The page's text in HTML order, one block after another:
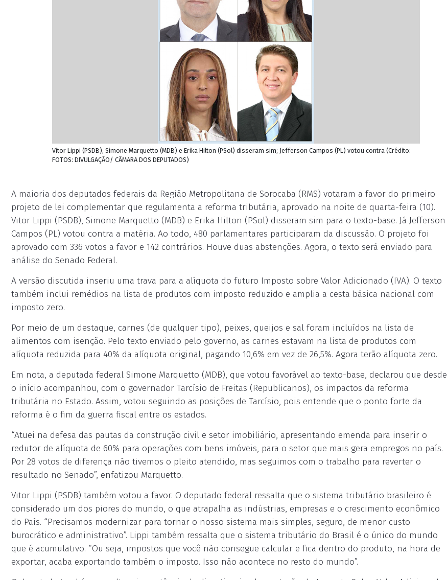
Vitor Lippi (PSDB), Simone Marquetto (MDB) e Erika Hilton (PSol) disseram sim; Jefferson Campos (PL) votou contra (Crédito:
FOTOS: DIVULGAÇÃO/ CÂMARA DOS DEPUTADOS)
A maioria dos deputados federais da Região Metropolitana de Sorocaba (RMS) votaram a favor do primeiro
projeto de lei complementar que regulamenta a reforma tributária, aprovado na noite de quarta-feira (10).
Vitor Lippi (PSDB), Simone Marquetto (MDB) e Erika Hilton (PSol) disseram sim para o texto-base. Já Jefferson
Campos (PL) votou contra a matéria. Ao todo, 480 parlamentares participaram da discussão. O projeto foi
aprovado com 336 votos a favor e 142 contrários. Houve duas abstenções. Agora, o texto será enviado para
análise do Senado Federal.
A versão discutida inseriu uma trava para a alíquota do futuro Imposto sobre Valor Adicionado (IVA). O texto
também inclui remédios na lista de produtos com imposto reduzido e amplia a cesta básica nacional com
imposto zero.
Por meio de um destaque, carnes (de qualquer tipo), peixes, queijos e sal foram incluídos na lista de
alimentos com isenção. Pelo texto enviado pelo governo, as carnes estavam na lista de produtos com
alíquota reduzida para 40% da alíquota original, pagando 10,6% em vez de 26,5%. Agora terão alíquota zero.
Em nota, a deputada federal Simone Marquetto (MDB), que votou favorável ao texto-base, declarou que desde
o início acompanhou, com o governador Tarcísio de Freitas (Republicanos), os impactos da reforma
tributária no Estado. Assim, votou seguindo as posições de Tarcísio, pois entende que o ponto forte da
reforma é o fim da guerra fiscal entre os estados.
“Atuei na defesa das pautas da construção civil e setor imobiliário, apresentando emenda para inserir o
redutor de alíquota de 60% para operações com bens imóveis, para o setor que mais gera empregos no país.
Por 28 votos de diferença não tivemos o pleito atendido, mas seguimos com o trabalho para reverter o
resultado no Senado”, enfatizou Marquetto.
Vitor Lippi (PSDB) também votou a favor. O deputado federal ressalta que o sistema tributário brasileiro é
considerado um dos piores do mundo, o que atrapalha as indústrias, empresas e o crescimento econômico
do País. “Precisamos modernizar para tornar o nosso sistema mais simples, seguro, de menor custo
burocrático e administrativo”. Lippi também ressalta que o sistema tributário do Brasil é o único do mundo
que é acumulativo. “Ou seja, impostos que você não consegue calcular e fica dentro do produto, na hora de
exportar, acaba exportando também o imposto. Isso não acontece no resto do mundo”.